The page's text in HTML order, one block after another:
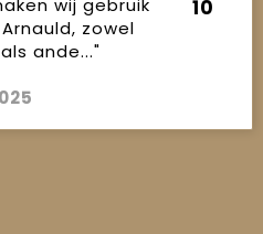
wij gebruik
zowel
ande..."
10